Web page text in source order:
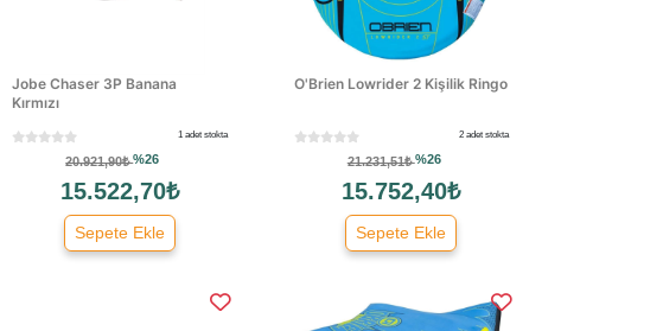
Jobe Chaser 3P Banana
Kırmızı
1 adet stokta
20.921,90₺%26
15.522,70₺
Sepete Ekle
O'Brien Lowrider 2 Kişilik Ringo
2 adet stokta
21.231,51₺%26
15.752,40₺
Sepete Ekle